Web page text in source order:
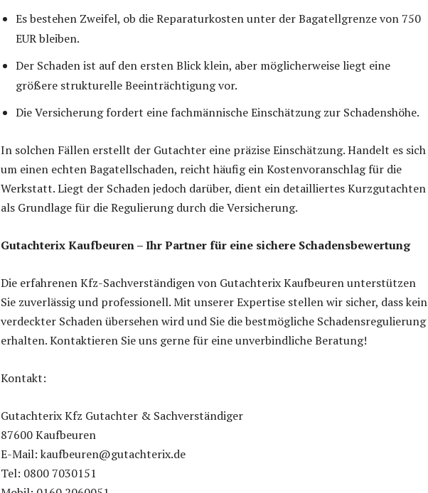
Es bestehen Zweifel, ob die Reparaturkosten unter der Bagatellgrenze von 750
EUR bleiben.
Der Schaden ist auf den ersten Blick klein, aber möglicherweise liegt eine
größere strukturelle Beeinträchtigung vor.
Die Versicherung fordert eine fachmännische Einschätzung zur Schadenshöhe.
In solchen Fällen erstellt der Gutachter eine präzise Einschätzung. Handelt es sich
um einen echten Bagatellschaden, reicht häufig ein Kostenvoranschlag für die
Werkstatt. Liegt der Schaden jedoch darüber, dient ein detailliertes Kurzgutachten
als Grundlage für die Regulierung durch die Versicherung.
Gutachterix Kaufbeuren – Ihr Partner für eine sichere Schadensbewertung
Die erfahrenen Kfz-Sachverständigen von Gutachterix Kaufbeuren unterstützen
Sie zuverlässig und professionell. Mit unserer Expertise stellen wir sicher, dass kein
verdeckter Schaden übersehen wird und Sie die bestmögliche Schadensregulierung
erhalten. Kontaktieren Sie uns gerne für eine unverbindliche Beratung!
Kontakt:
Gutachterix Kfz Gutachter & Sachverständiger
87600 Kaufbeuren
E-Mail: kaufbeuren@gutachterix.de
Tel: 0800 7030151